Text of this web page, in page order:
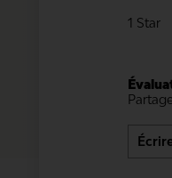
1 Star